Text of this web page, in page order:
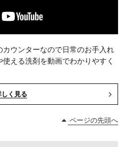
ウンターなので日常のお手入れ
える洗剤を動画でわかりやすく
しく見る
ページの先頭へ